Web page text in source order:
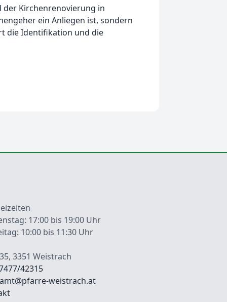
der Kirchenrenovierung in
ein Anliegen ist, sondern
die Identifikation und die
17:00 bis 19:00 Uhr
10:00 bis 11:30 Uhr
3351 Weistrach
42315
weistrach.at